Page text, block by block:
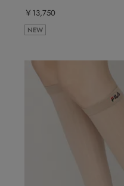
￥13,750
NEW